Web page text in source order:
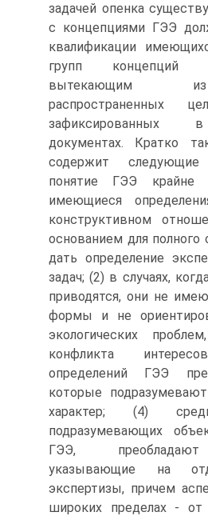
задачей опенка
с концепциями ГЭЭ
квалификации
групп концепций
вытекающим
распространенных
зафиксированных
документах. Кратко
содержит
понятие ГЭЭ крайне
имеющиеся
конструктивном
основанием для полного
дать определение
задач; (2) в случаях,
приводятся, они не
формы и не
экологических
конфликта
определений ГЭЭ
которые
характер; (4)
подразумевающих
ГЭЭ, преобладают
указывающие на
экспертизы, причем
широких пределах - от